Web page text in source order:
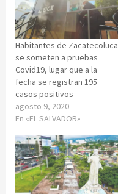
Habitantes de Zacatecoluca
se someten a pruebas
Covid19, lugar que a la
fecha se registran 195
casos positivos
agosto 9, 2020
En «EL SALVADOR»